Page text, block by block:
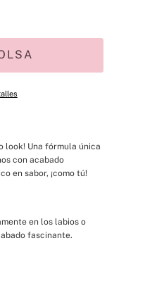
look! Una fórmula única
con acabado
en sabor, ¡como tú!
en los labios o
fascinante.